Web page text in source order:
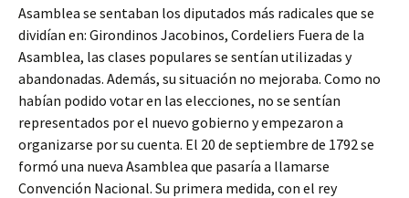
Asamblea se sentaban los diputados más radicales que se
dividían en: Girondinos Jacobinos, Cordeliers Fuera de la
Asamblea, las clases populares se sentían utilizadas y
abandonadas. Además, su situación no mejoraba. Como no
habían podido votar en las elecciones, no se sentían
representados por el nuevo gobierno y empezaron a
organizarse por su cuenta. El 20 de septiembre de 1792 se
formó una nueva Asamblea que pasaría a llamarse
Convención Nacional. Su primera medida, con el rey